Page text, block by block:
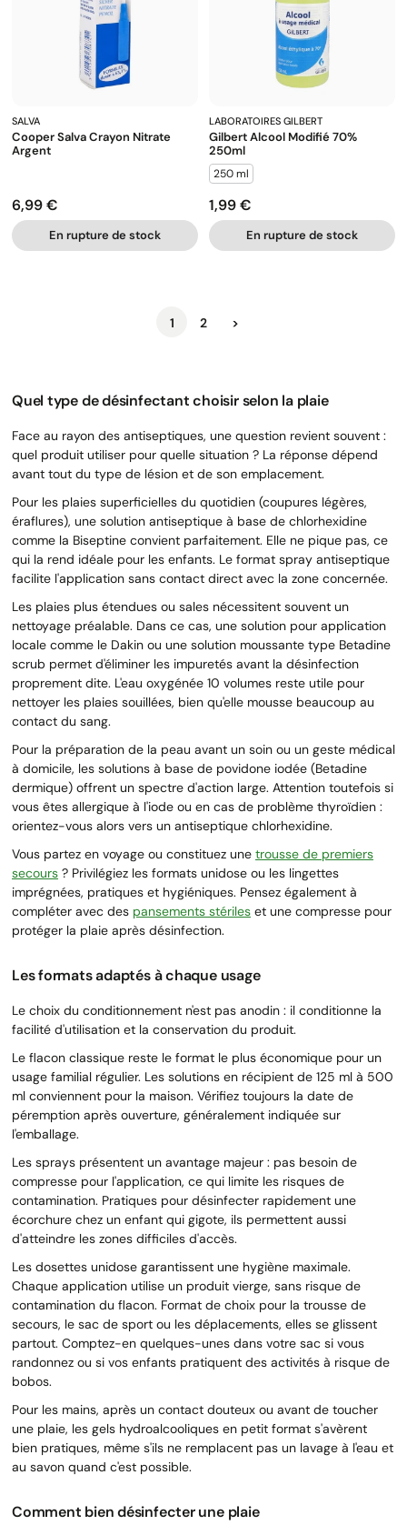
SALVA
Cooper Salva Crayon Nitrate
Argent
Prix
6,99 €
En rupture de stock
LABORATOIRES GILBERT
Gilbert Alcool Modifié 70%
250ml
250 ml
Prix
1,99 €
En rupture de stock
1 2 Suivant
>
Quel type de désinfectant choisir selon la plaie
Face au rayon des antiseptiques, une question revient souvent :
quel produit utiliser pour quelle situation ? La réponse dépend
avant tout du type de lésion et de son emplacement.
Pour les plaies superficielles du quotidien (coupures légères,
éraflures), une solution antiseptique à base de chlorhexidine
comme la Biseptine convient parfaitement. Elle ne pique pas, ce
qui la rend idéale pour les enfants. Le format spray antiseptique
facilite l'application sans contact direct avec la zone concernée.
Les plaies plus étendues ou sales nécessitent souvent un
nettoyage préalable. Dans ce cas, une solution pour application
locale comme le Dakin ou une solution moussante type Betadine
scrub permet d'éliminer les impuretés avant la désinfection
proprement dite. L'eau oxygénée 10 volumes reste utile pour
nettoyer les plaies souillées, bien qu'elle mousse beaucoup au
contact du sang.
Pour la préparation de la peau avant un soin ou un geste médical
à domicile, les solutions à base de povidone iodée (Betadine
dermique) offrent un spectre d'action large. Attention toutefois si
vous êtes allergique à l'iode ou en cas de problème thyroïdien :
orientez-vous alors vers un antiseptique chlorhexidine.
Vous partez en voyage ou constituez une trousse de premiers
secours ? Privilégiez les formats unidose ou les lingettes
imprégnées, pratiques et hygiéniques. Pensez également à
compléter avec des pansements stériles et une compresse pour
protéger la plaie après désinfection.
Les formats adaptés à chaque usage
Le choix du conditionnement n'est pas anodin : il conditionne la
facilité d'utilisation et la conservation du produit.
Le flacon classique reste le format le plus économique pour un
usage familial régulier. Les solutions en récipient de 125 ml à 500
ml conviennent pour la maison. Vérifiez toujours la date de
péremption après ouverture, généralement indiquée sur
l'emballage.
Les sprays présentent un avantage majeur : pas besoin de
compresse pour l'application, ce qui limite les risques de
contamination. Pratiques pour désinfecter rapidement une
écorchure chez un enfant qui gigote, ils permettent aussi
d'atteindre les zones difficiles d'accès.
Les dosettes unidose garantissent une hygiène maximale.
Chaque application utilise un produit vierge, sans risque de
contamination du flacon. Format de choix pour la trousse de
secours, le sac de sport ou les déplacements, elles se glissent
partout. Comptez-en quelques-unes dans votre sac si vous
randonnez ou si vos enfants pratiquent des activités à risque de
bobos.
Pour les mains, après un contact douteux ou avant de toucher
une plaie, les gels hydroalcooliques en petit format s'avèrent
bien pratiques, même s'ils ne remplacent pas un lavage à l'eau et
au savon quand c'est possible.
Comment bien désinfecter une plaie